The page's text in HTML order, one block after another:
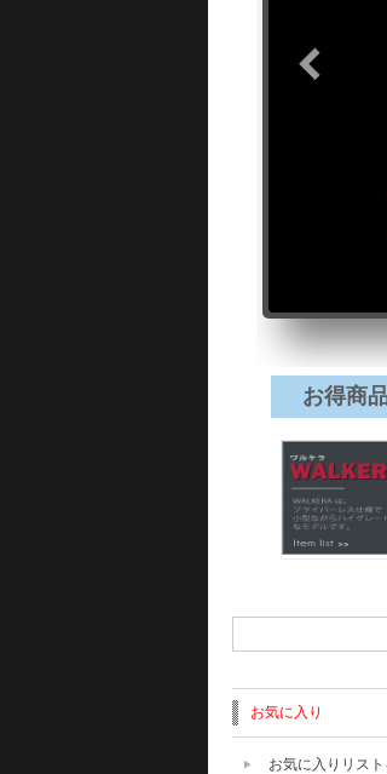
お気に入り
お気に入りリス